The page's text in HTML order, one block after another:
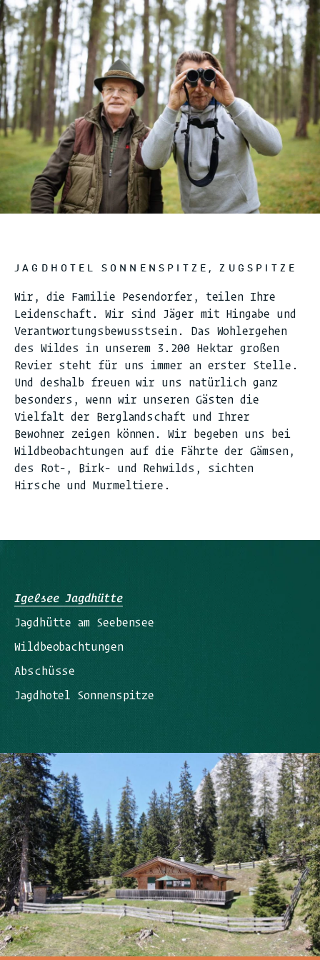
JAGDHOTEL SONNENSPITZE, ZUGSPITZE
Wir, die Familie Pesendorfer, teilen Ihre
Leidenschaft. Wir sind Jäger mit Hingabe und
Verantwortungsbewusstsein. Das Wohlergehen
des Wildes in unserem 3.200 Hektar großen
Revier steht für uns immer an erster Stelle.
Und deshalb freuen wir uns natürlich ganz
besonders, wenn wir unseren Gästen die
Vielfalt der Berglandschaft und Ihrer
Bewohner zeigen können. Wir begeben uns bei
Wildbeobachtungen auf die Fährte der Gämsen,
des Rot-, Birk- und Rehwilds, sichten
Hirsche und Murmeltiere.
Igelsee Jagdhütte
Jagdhütte am Seebensee
Wildbeobachtungen
Abschüsse
Jagdhotel Sonnenspitze